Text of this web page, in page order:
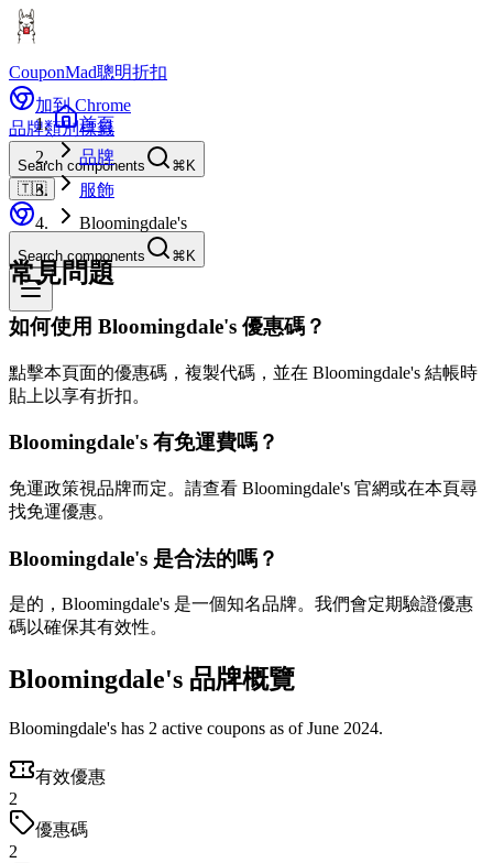
CouponMad聰明折扣
加到 Chrome
品牌類別標籤
Search components
⌘K
🇹🇼
Search components ⌘K
首頁
品牌
服飾
Bloomingdale's
常見問題
如何使用 Bloomingdale's 優惠碼？
點擊本頁面的優惠碼，複製代碼，並在 Bloomingdale's 結帳時
貼上以享有折扣。
Bloomingdale's 有免運費嗎？
免運政策視品牌而定。請查看 Bloomingdale's 官網或在本頁尋
找免運優惠。
Bloomingdale's 是合法的嗎？
是的，Bloomingdale's 是一個知名品牌。我們會定期驗證優惠
碼以確保其有效性。
Bloomingdale's 品牌概覽
Bloomingdale's has 2 active coupons as of June 2024.
有效優惠
2
優惠碼
2